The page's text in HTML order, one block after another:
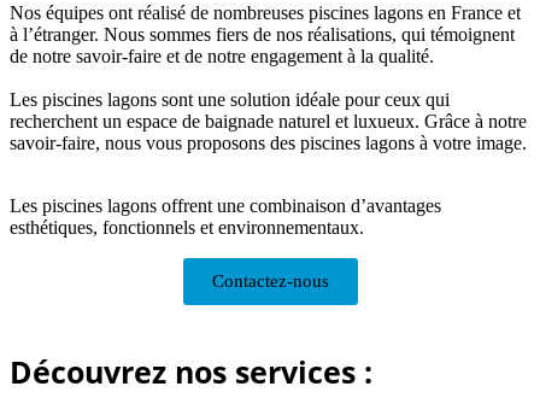
Nos équipes ont réalisé de nombreuses piscines lagons en France et
à l’étranger. Nous sommes fiers de nos réalisations, qui témoignent
de notre savoir-faire et de notre engagement à la qualité.
Les piscines lagons sont une solution idéale pour ceux qui
recherchent un espace de baignade naturel et luxueux. Grâce à notre
savoir-faire, nous vous proposons des piscines lagons à votre image.
Les piscines lagons offrent une combinaison d’avantages
esthétiques, fonctionnels et environnementaux.
Contactez-nous
Découvrez nos services :